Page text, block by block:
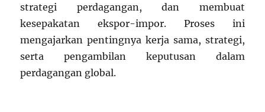
strategi perdagangan, dan membuat
kesepakatan ekspor-impor. Proses ini
mengajarkan pentingnya kerja sama, strategi,
serta pengambilan keputusan dalam
perdagangan global.